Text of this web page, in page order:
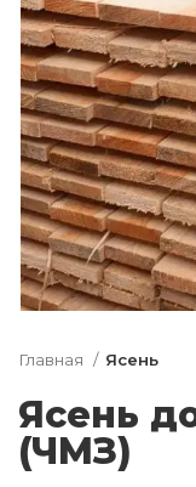
Главная Ясень
Ясень
(ЧМЗ)